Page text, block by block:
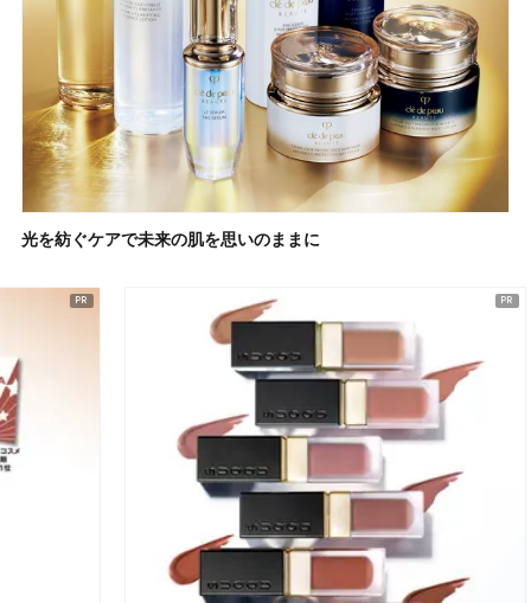
光を紡ぐケアで未来の肌を思いのままに